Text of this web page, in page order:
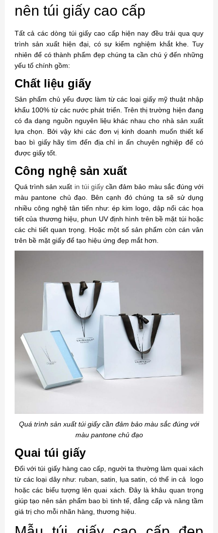
nên túi giấy cao cấp
Tất cả các dòng túi giấy cao cấp hiện nay đều trải qua quy
trình sản xuất hiện đại, có sự kiểm nghiệm khắt khe. Tuy
nhiên để có thành phẩm đẹp chúng ta cần chú ý đến những
yếu tố chính gồm:
Chất liệu giấy
Sản phẩm chủ yếu được làm từ các loại giấy mỹ thuật nhập
khẩu 100% từ các nước phát triển. Trên thị trường hiện đang
có đa dạng nguồn nguyên liệu khác nhau cho nhà sản xuất
lựa chọn. Bởi vậy khi các đơn vị kinh doanh muốn thiết kế
bao bì giấy hãy tìm đến địa chỉ in ấn chuyên nghiệp để có
được giấy tốt.
Công nghệ sản xuất
Quá trình sản xuất in túi giấycần đảm bảo màu sắc đúng với
màu pantone chủ đạo. Bên cạnh đó chúng ta sẽ sử dụng
nhiều công nghệ tân tiến như: ép kim logo, dập nổi các họa
tiết của thương hiệu, phun UV định hình trên bề mặt túi hoặc
các chi tiết quan trọng. Hoặc một số sản phẩm còn cán vân
trên bề mặt giấy để tạo hiệu ứng đẹp mắt hơn.
Quá trình sản xuất túi giấy cần đảm bảo màu sắc đúng với
màu pantone chủ đạo
Quai túi giấy
Đối với túi giấy hàng cao cấp, người ta thường làm quai xách
từ các loại dây như: ruban, satin, lụa satin, có thể in cả logo
hoặc các biểu tượng lên quai xách. Đây là khâu quan trọng
giúp tạo nên sản phẩm bao bì tinh tế, đẳng cấp và nâng tầm
giá trị cho mỗi nhãn hàng, thương hiệu.